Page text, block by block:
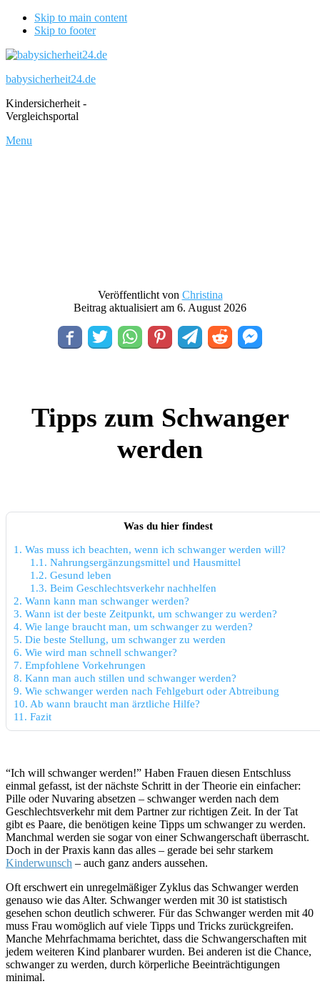
Skip to main content
Skip to footer
babysicherheit24.de
Kindersicherheit -
Vergleichsportal
Menu
Veröffentlicht von Christina
Beitrag aktualisiert am 6. August 2026
Tipps zum Schwanger
werden
Was du hier findest
1. Was muss ich beachten, wenn ich schwanger werden will?
1.1. Nahrungsergänzungsmittel und Hausmittel
1.2. Gesund leben
1.3. Beim Geschlechtsverkehr nachhelfen
2. Wann kann man schwanger werden?
3. Wann ist der beste Zeitpunkt, um schwanger zu werden?
4. Wie lange braucht man, um schwanger zu werden?
5. Die beste Stellung, um schwanger zu werden
6. Wie wird man schnell schwanger?
7. Empfohlene Vorkehrungen
8. Kann man auch stillen und schwanger werden?
9. Wie schwanger werden nach Fehlgeburt oder Abtreibung
10. Ab wann braucht man ärztliche Hilfe?
11. Fazit
“Ich will schwanger werden!” Haben Frauen diesen Entschluss
einmal gefasst, ist der nächste Schritt in der Theorie ein einfacher:
Pille oder Nuvaring absetzen – schwanger werden nach dem
Geschlechtsverkehr mit dem Partner zur richtigen Zeit. In der Tat
gibt es Paare, die benötigen keine Tipps um schwanger zu werden.
Manchmal werden sie sogar von einer Schwangerschaft überrascht.
Doch in der Praxis kann das alles – gerade bei sehr starkem
Kinderwunsch – auch ganz anders aussehen.
Oft erschwert ein unregelmäßiger Zyklus das Schwanger werden
genauso wie das Alter. Schwanger werden mit 30 ist statistisch
gesehen schon deutlich schwerer. Für das Schwanger werden mit 40
muss Frau womöglich auf viele Tipps und Tricks zurückgreifen.
Manche Mehrfachmama berichtet, dass die Schwangerschaften mit
jedem weiteren Kind planbarer wurden. Bei anderen ist die Chance,
schwanger zu werden, durch körperliche Beeinträchtigungen
minimal.